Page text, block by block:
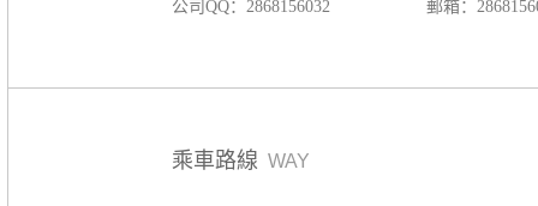
公司QQ：2868156032
郵箱：
乘車路線 WAY